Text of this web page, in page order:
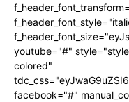
youtube="#"
colored"
facebook="#"